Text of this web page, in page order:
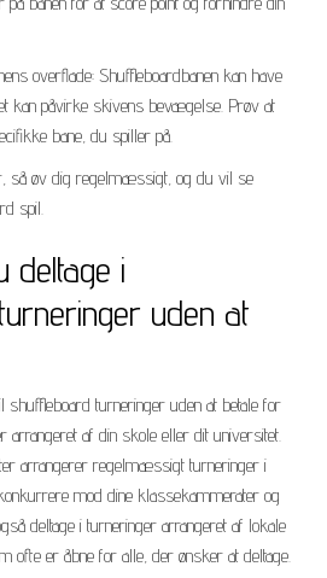
overflade: Shuffleboardbanen kan have
kan påvirke skivens bevægelse. Prøv at
bane, du spiller på.
så øv dig regelmæssigt, og du vil se
spil.
deltage i
uden at
shuffleboard turneringer uden at betale for
arrangeret af din skole eller dit universitet.
arrangerer regelmæssigt turneringer i
mod dine klassekammerater og
deltage i turneringer arrangeret af lokale
ofte er åbne for alle, der ønsker at deltage.